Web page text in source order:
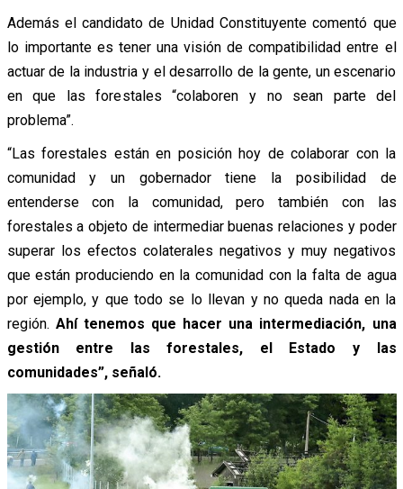
Además el candidato de Unidad Constituyente comentó que
lo importante es tener una visión de compatibilidad entre el
actuar de la industria y el desarrollo de la gente, un escenario
en que las forestales “colaboren y no sean parte del
problema”.
“Las forestales están en posición hoy de colaborar con la
comunidad y un gobernador tiene la posibilidad de
entenderse con la comunidad, pero también con las
forestales a objeto de intermediar buenas relaciones y poder
superar los efectos colaterales negativos y muy negativos
que están produciendo en la comunidad con la falta de agua
por ejemplo, y que todo se lo llevan y no queda nada en la
región. Ahí tenemos que hacer una intermediación, una
gestión entre las forestales, el Estado y las
comunidades”, señaló.